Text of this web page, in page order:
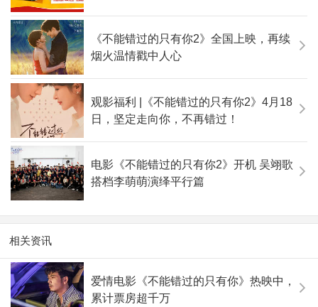
《不能错过的只有你2》全国上映，再续
烟火温情戳中人心
观影福利 |《不能错过的只有你2》4月18
日，坚定走向你，不再错过！
电影《不能错过的只有你2》开机 吴翊歌
搭档李萌萌演绎平行篇
相关资讯
爱情电影《不能错过的只有你》热映中，
累计票房超千万